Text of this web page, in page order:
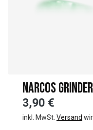
NARCOS
3,90 €
inkl. MwSt. Versand